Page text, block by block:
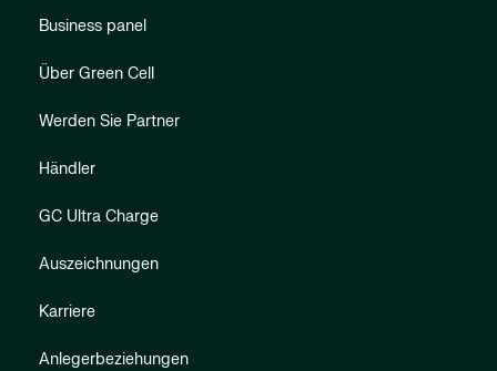
Business panel
Über Green Cell
Werden Sie Partner
Händler
GC Ultra Charge
Auszeichnungen
Karriere
Anlegerbeziehungen